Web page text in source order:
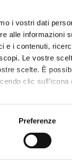
i vostri dati
alle informazioni
e i contenuti,
Le vostre
scelte. È
clic sull'icona
tua posizione
Preferenze
coinvolte
e
Development
contribuisce